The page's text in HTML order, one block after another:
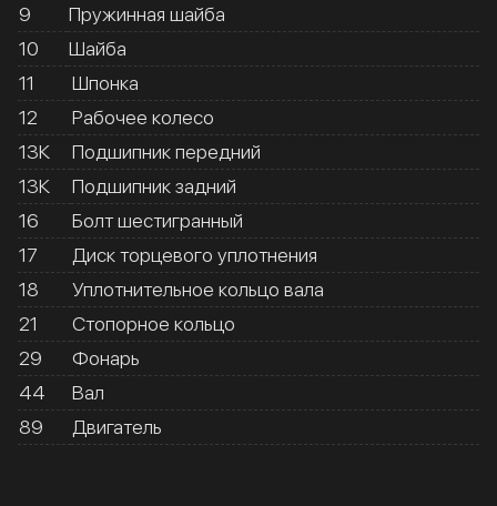
9
Пружинная шайба
10
Шайба
11
Шпонка
12
Рабочее колесо
13К
Подшипник передний
13К
Подшипник задний
16
Болт шестигранный
17
Диск торцевого уплотнения
18
Уплотнительное кольцо вала
21
Стопорное кольцо
29
Фонарь
44
Вал
89
Двигатель